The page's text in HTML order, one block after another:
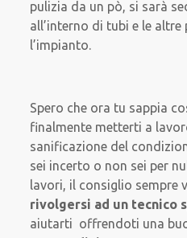
pulizia da un pò, si sarà
all’interno di tubi e le
l’impianto.
Spero che ora tu sappia
finalmente metterti a
sanificazione del
sei incerto o non sei per
lavori, il consiglio sempre
rivolgersi ad un tecnico
aiutarti offrendoti una